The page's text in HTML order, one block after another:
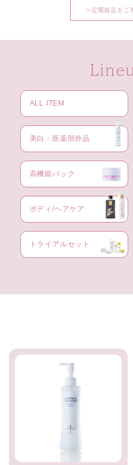
＞定期商品をご
ALL ITEM
美白・医薬部外品
高機能パック
ボディ/ヘアケア
トライアルセット